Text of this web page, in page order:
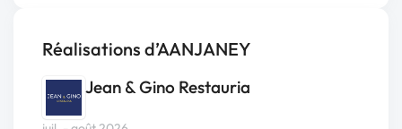
Réalisations d’AANJANEY
Jean & Gino Restauria